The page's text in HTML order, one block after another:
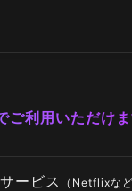
利用いただけま
ービス （Netflixなど